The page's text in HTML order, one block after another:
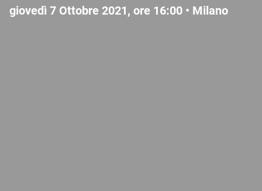
giovedì 7 Ottobre 2021, ore 16:00 • Milano